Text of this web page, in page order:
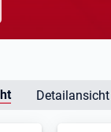
Detailansicht